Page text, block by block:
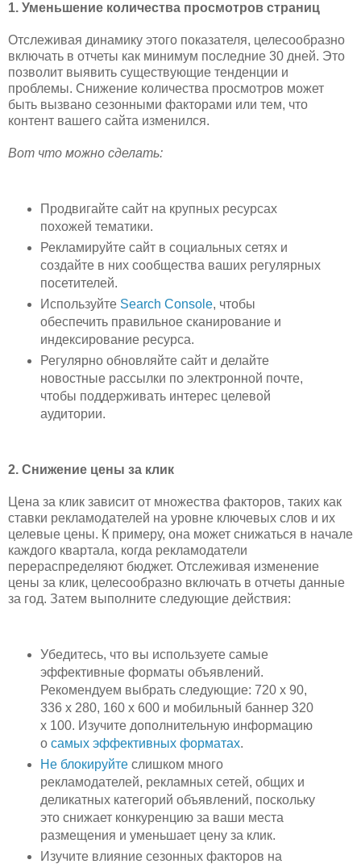
1. Уменьшение количества просмотров страниц
Отслеживая динамику этого показателя, целесообразно
включать в отчеты как минимум последние 30 дней. Это
позволит выявить существующие тенденции и
проблемы. Снижение количества просмотров может
быть вызвано сезонными факторами или тем, что
контент вашего сайта изменился.
Вот что можно сделать:
Продвигайте сайт на крупных ресурсах
похожей тематики.
Рекламируйте сайт в социальных сетях и
создайте в них сообщества ваших регулярных
посетителей.
Используйте Search Console, чтобы
обеспечить правильное сканирование и
индексирование ресурса.
Регулярно обновляйте сайт и делайте
новостные рассылки по электронной почте,
чтобы поддерживать интерес целевой
аудитории.
2. Снижение цены за клик
Цена за клик зависит от множества факторов, таких как
ставки рекламодателей на уровне ключевых слов и их
целевые цены. К примеру, она может снижаться в начале
каждого квартала, когда рекламодатели
перераспределяют бюджет. Отслеживая изменение
цены за клик, целесообразно включать в отчеты данные
за год. Затем выполните следующие действия:
Убедитесь, что вы используете самые
эффективные форматы объявлений.
Рекомендуем выбрать следующие: 720 x 90,
336 x 280, 160 x 600 и мобильный баннер 320
x 100. Изучите дополнительную информацию
о самых эффективных форматах.
Не блокируйтеслишком много
рекламодателей, рекламных сетей, общих и
деликатных категорий объявлений, поскольку
это снижает конкуренцию за ваши места
размещения и уменьшает цену за клик.
Изучите влияние сезонных факторов на